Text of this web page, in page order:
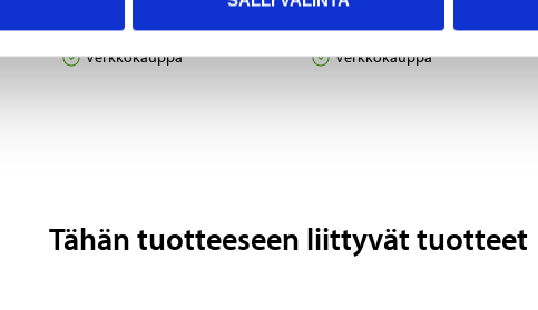
57-301
Verkkokauppa
57-305
Verkkokauppa
Tähän tuotteeseen liittyvät tuotteet